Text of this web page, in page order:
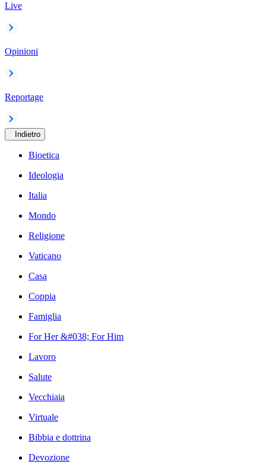
Live
Opinioni
Reportage
Indietro
Bioetica
Ideologia
Italia
Mondo
Religione
Vaticano
Casa
Coppia
Famiglia
For Her &#038; For Him
Lavoro
Salute
Vecchiaia
Virtuale
Bibbia e dottrina
Devozione